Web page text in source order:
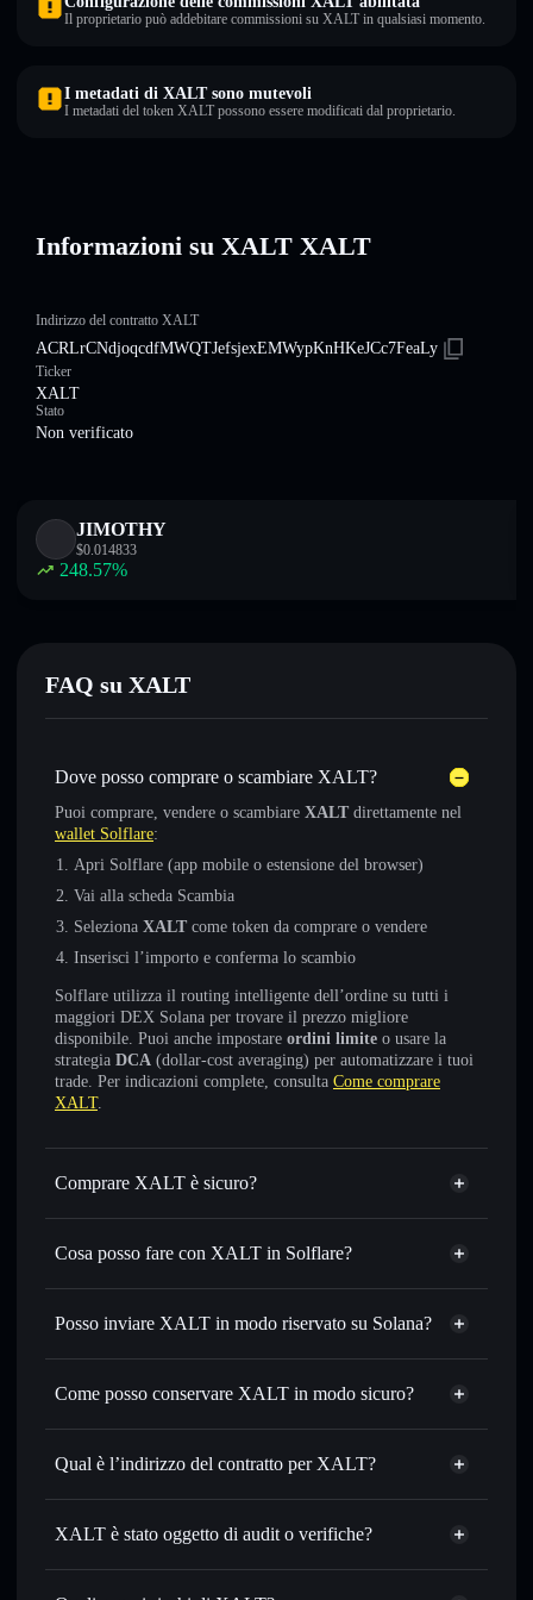
Il proprietario può addebitare commissioni su XALT in qualsiasi momento.
I metadati di XALT sono mutevoli
I metadati del token XALT possono essere modificati dal proprietario.
Informazioni su XALT XALT
Indirizzo del contratto XALT
ACRLrCNdjoqcdfMWQTJefsjexEMWypKnHKeJCc7FeaLy
Ticker
XALT
Stato
Non verificato
JIMOTHY
$0.014833
248.57%
FAQ su XALT
Dove posso comprare o scambiare XALT?
Puoi comprare, vendere o scambiare XALT direttamente nel
wallet Solflare:
Apri Solflare (app mobile o estensione del browser)
Vai alla scheda Scambia
Seleziona XALT come token da comprare o vendere
Inserisci l’importo e conferma lo scambio
Solflare utilizza il routing intelligente dell’ordine su tutti i
maggiori DEX Solana per trovare il prezzo migliore
disponibile. Puoi anche impostare ordini limite o usare la
strategia DCA (dollar-cost averaging) per automatizzare i tuoi
trade. Per indicazioni complete, consulta Come comprare
XALT.
Comprare XALT è sicuro?
XALT non è verificato
Cosa posso fare con XALT in Solflare?
XALT
wallet Solflare
Scambiare istantaneamente— scambia XALT in SOL,
con il routing intelligente dell’ordine
Impostare ordini limite— automatizza i tuoi trade al
XALT nel tempo
Inviare in modo riservato— trasferisci XALT senza
privacy incorporato di Solflare
Monitorare in tempo reale— conosci prezzo, volume,
capitalizzazione di mercato e liquidità di XALT
Posso inviare XALT in modo riservato su Solana?
Aggregatore di privacy
Solflare
Come posso conservare XALT in modo sicuro?
XALT
Aggregatore di privacy
Qual è l’indirizzo del contratto per XALT?
XALT
XALT è stato oggetto di audit o verifiche?
XALT non è verificato